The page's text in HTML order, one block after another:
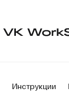
Инструкции